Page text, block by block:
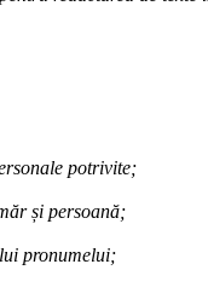
potrivite;
și persoană;
pronumelui;